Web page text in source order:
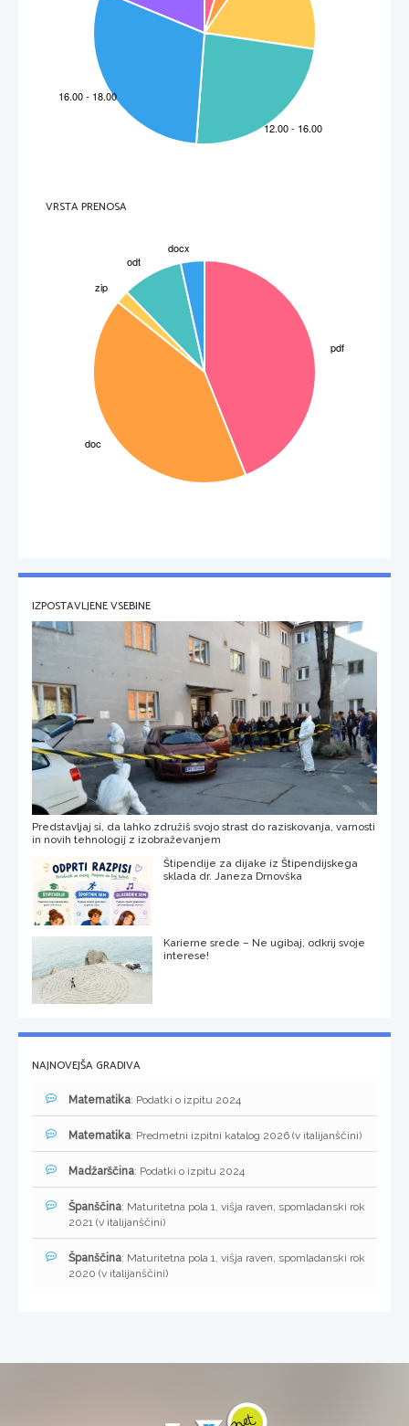
VRSTA PRENOSA
IZPOSTAVLJENE VSEBINE
Predstavljaj si, da lahko združiš svojo strast do raziskovanja, varnosti
in novih tehnologij z izobraževanjem
Štipendije za dijake iz Štipendijskega
sklada dr. Janeza Drnovška
Karierne srede – Ne ugibaj, odkrij svoje
interese!
NAJNOVEJŠA GRADIVA
Matematika: Podatki o izpitu 2024
Matematika: Predmetni izpitni katalog 2026 (v italijanščini)
Madžarščina: Podatki o izpitu 2024
Španščina: Maturitetna pola 1, višja raven, spomladanski rok
2021 (v italijanščini)
Španščina: Maturitetna pola 1, višja raven, spomladanski rok
2020 (v italijanščini)